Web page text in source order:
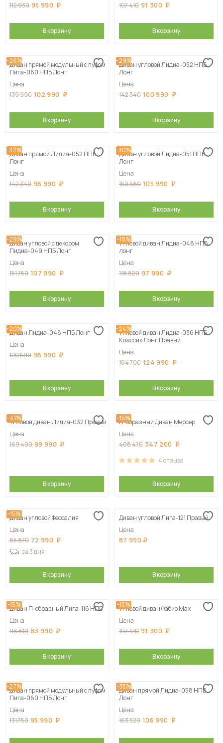
112 930 95 990
В корзину
107 410 91 300
В корзину
-26%
Диван прямой модульный с пуфом
Лига-060 НПБ Лонг
Цена
139 990 102 990
В корзину
-29%
Диван угловой Лидиа-052 НПБ
Лонг
Цена
142 340 100 990
В корзину
-32%
Диван прямой Лидиа-052 НПБ
Лонг
Цена
142 340 96 990
В корзину
-30%
Диван угловой Лидиа-051 НПБ
Лонг
Цена
150 580 105 990
В корзину
-29%
Диван угловой с декором
Лидиа-049 НПБ Лонг
Цена
151 750 107 990
В корзину
-18%
Угловой диван Лидиа-048 НПБ
лонг
Цена
118 820 97 990
В корзину
-20%
Диван Лидиа-048 НПБ Лонг
Цена
120 590 96 990
В корзину
-24%
Угловой диван Лидиа-036 НПБ
Классик Лонг Правый
Цена
164 700 124 990
В корзину
-41%
Угловой диван Лидиа-032 Правый
Цена
169 400 99 990
В корзину
-15%
П-образный Диван Мерсер
Цена
408 470 347 200
4отзыва
В корзину
-15%
Диван угловой Фессалия
Цена
85 870 72 990
за 3 дня
В корзину
Диван угловой Лига-121 Правый
Цена
87 990
В корзину
-15%
Диван П-образный Лига-116 НПБ
Цена
98 810 83 990
В корзину
-15%
Угловой диван Фабио Max
Цена
107 410 91 300
В корзину
-27%
Диван прямой модульный с пуфом
Лига-060 НПБ Лонг
Цена
131 750 95 990
-35%
Диван прямой Лидиа-058 НПБ
Лонг
Цена
163 520 106 990